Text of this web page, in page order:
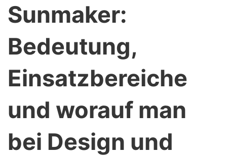
Sunmaker:
Bedeutung,
Einsatzbereiche
und worauf man
bei Design und